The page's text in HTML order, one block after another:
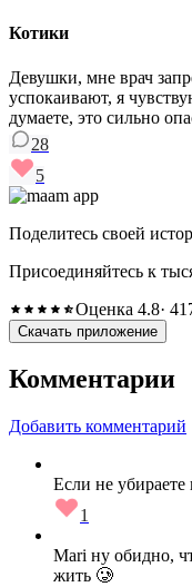
Котики
Девушки, мне врач
успокаивают, я
думаете, это сильно
28
5
Поделитесь своей
Присоединяйтесь к
Оценка 4.8·
Скачать приложение
Комментарии
Добавить комментарий
Если не убираете
1
Mari ну обидно,
жить 🥲